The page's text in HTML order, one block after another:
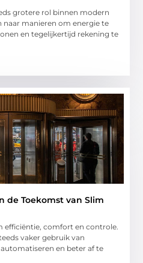
grotere rol binnen modern
naar manieren om energie te
en tegelijkertijd rekening te
de Toekomst van Slim
efficiëntie, comfort en controle.
vaker gebruik van
en beter af te